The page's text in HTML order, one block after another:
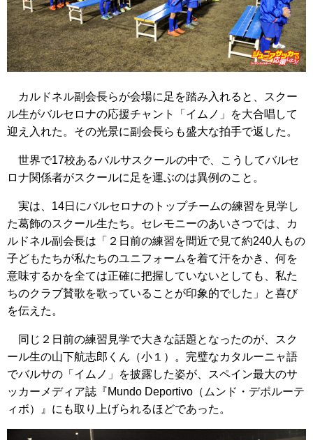
カルドネル副会長らが会場に足を踏み入れると、スクー
ル生がバルセロナの応援チャント「イムノ」を大合唱して
迎え入れた。その光景に副会長らも盛大な拍手で返した。
世界で17校あるバルサスクールの中で、こうしてバルセ
ロナ関係者がスクールに足を運ぶのは異例のこと。
実は、14日にバルセロナのトップチームの練習を見学し
た葛飾のスクール生たち。セレモニーのあいさつでは、カ
ルドネル副会長は「２日前の練習を間近で見て約240人もの
子どもたちが私たちのユニフォームを着て汗をかき、何を
意味するかを全ては正確に把握していないとしても、私た
ちのクラブ賛歌を歌っていることが印象的でした」と喜び
を伝えた。
同じ２日前の練習見学で大きな話題となったのが、スク
ール生の山下航志郎くん（小１）。完璧なカタルーニャ語
でバルサの「イムノ」を披露した姿が、スペイン最大のサ
ッカーメディア誌『Mundo Deportivo（ムンド・デポルーテ
ィボ）』にも取り上げられるほどであった。